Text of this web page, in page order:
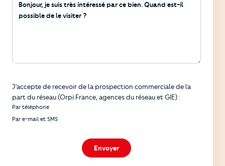
J’accepte de recevoir de la prospection commerciale de la
part du réseau (Orpi France, agences du réseau et GIE) :
Par téléphone
Par e-mail et SMS
Envoyer